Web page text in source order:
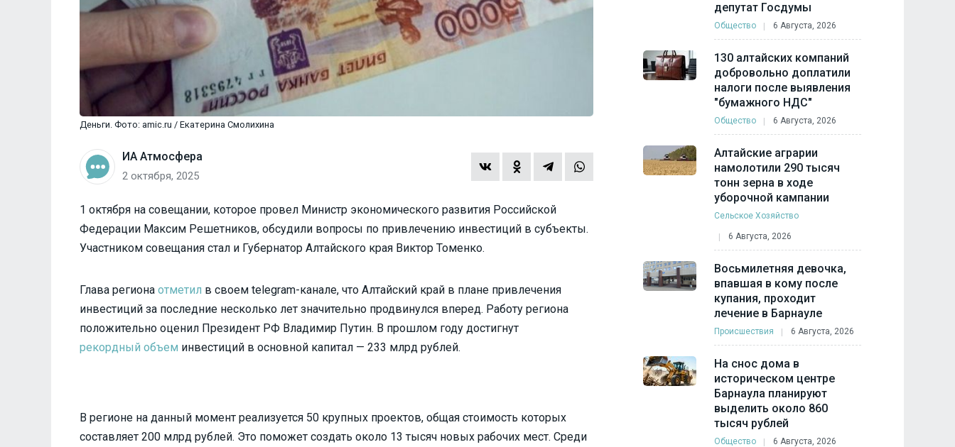
Деньги. Фото: amic.ru / Екатерина Смолихина
ИА Атмосфера
2 октября, 2025
1 октября на совещании, которое провел Министр экономического развития Российской
Федерации Максим Решетников, обсудили вопросы по привлечению инвестиций в субъекты.
Участником совещания стал и Губернатор Алтайского края Виктор Томенко.
Глава региона отметил в своем telegram-канале, что Алтайский край в плане привлечения
инвестиций за последние несколько лет значительно продвинулся вперед. Работу региона
положительно оценил Президент РФ Владимир Путин. В прошлом году достигнут
рекордный объем инвестиций в основной капитал — 233 млрд рублей.
В регионе на данный момент реализуется 50 крупных проектов, общая стоимость которых
составляет 200 млрд рублей. Это поможет создать около 13 тысяч новых рабочих мест. Среди
депутат Госдумы
Общество 6 Августа, 2026
130 алтайских компаний
добровольно доплатили
налоги после выявления
"бумажного НДС"
Общество 6 Августа, 2026
Алтайские аграрии
намолотили 290 тысяч
тонн зерна в ходе
уборочной кампании
Сельское Хозяйство
6 Августа, 2026
Восьмилетняя девочка,
впавшая в кому после
купания, проходит
лечение в Барнауле
Происшествия 6 Августа, 2026
На снос дома в
историческом центре
Барнаула планируют
выделить около 860
тысяч рублей
Общество 6 Августа, 2026